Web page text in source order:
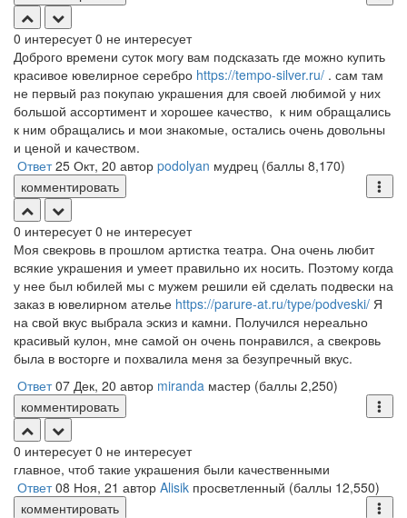
0 интересует 0 не интересует
Доброго времени суток могу вам подсказать где можно купить
красивое ювелирное серебро https://tempo-silver.ru/ . сам там
не первый раз покупаю украшения для своей любимой у них
большой ассортимент и хорошее качество, к ним обращались
к ним обращались и мои знакомые, остались очень довольны
и ценой и качеством.
Ответ 25 Окт, 20 автор podolyan мудрец (баллы 8,170)
комментировать
0 интересует 0 не интересует
Моя свекровь в прошлом артистка театра. Она очень любит
всякие украшения и умеет правильно их носить. Поэтому когда
у нее был юбилей мы с мужем решили ей сделать подвески на
заказ в ювелирном ателье https://parure-at.ru/type/podveski/ Я
на свой вкус выбрала эскиз и камни. Получился нереально
красивый кулон, мне самой он очень понравился, а свекровь
была в восторге и похвалила меня за безупречный вкус.
Ответ 07 Дек, 20 автор miranda мастер (баллы 2,250)
комментировать
0 интересует 0 не интересует
главное, чтоб такие украшения были качественными
Ответ 08 Ноя, 21 автор Alisik просветленный (баллы 12,550)
комментировать